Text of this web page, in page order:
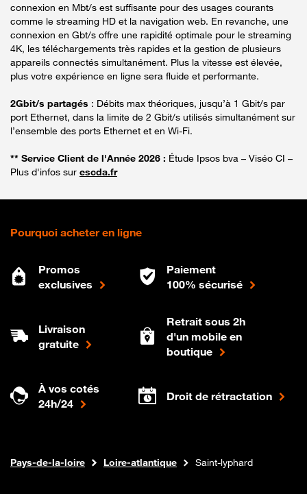
connexion en Mbt/s est suffisante pour des usages courants
comme le streaming HD et la navigation web. En revanche, une
connexion en Gbt/s offre une rapidité optimale pour le streaming
4K, les téléchargements très rapides et la gestion de plusieurs
appareils connectés simultanément. Plus la vitesse est élevée,
plus votre expérience en ligne sera fluide et performante.
2Gbit/s partagés : Débits max théoriques, jusqu’à 1 Gbit/s par
port Ethernet, dans la limite de 2 Gbit/s utilisés simultanément sur
l’ensemble des ports Ethernet et en Wi-Fi.
** Service Client de l'Année 2026 : Étude Ipsos bva – Viséo CI –
Plus d'infos sur escda.fr
Pourquoi acheter en ligne
Promos
exclusives
Paiement
100% sécurisé
Livraison
gratuite
Retrait sous 2h
d'un mobile en
boutique
À vos cotés
24h/24
Droit de rétractation
Boutique Orange
Internet fibre
Pays-de-la-loire Loire-atlantique Saint-lyphard